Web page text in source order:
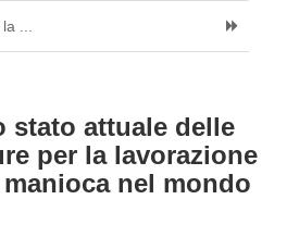
...
stato attuale delle
per la lavorazione
nel mondo